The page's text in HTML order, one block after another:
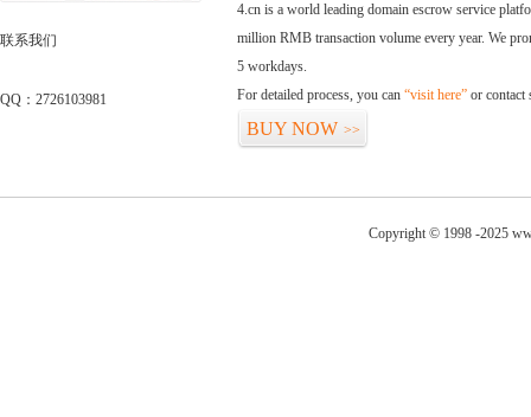
联系我们
QQ：2726103981
4.cn is a world leading domain escrow service
million RMB transaction volume every year. We
5 workdays.
For detailed process, you can “visit here” or contact
BUY NOW >>
Copyright © 1998 -2025